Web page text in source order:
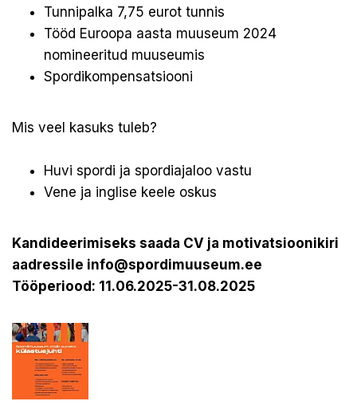
Tunnipalka 7,75 eurot tunnis
Tööd Euroopa aasta muuseum 2024
nomineeritud muuseumis
Spordikompensatsiooni
Mis veel kasuks tuleb?
Huvi spordi ja spordiajaloo vastu
Vene ja inglise keele oskus
Kandideerimiseks saada CV ja motivatsioonikiri
aadressile info@spordimuuseum.ee
Tööperiood: 11.06.2025-31.08.2025